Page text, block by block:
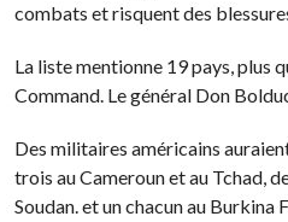
combats et risquent des
La liste mentionne 19 pays, plus
Command. Le général Don
Des militaires américains
trois au Cameroun et au Tchad,
Soudan. et un chacun au Burkina